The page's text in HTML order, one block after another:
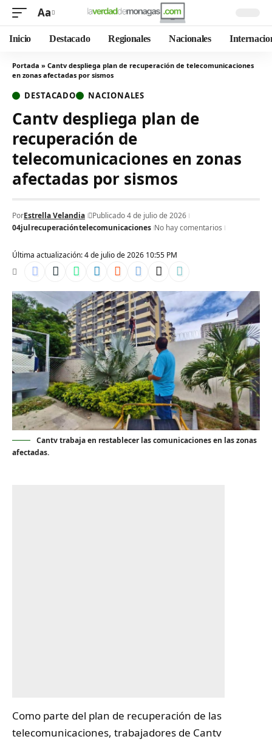
Aa
Inicio Destacado Regionales Nacionales
Portada » Cantv despliega plan de recuperación de telecomunicaciones
en zonas afectadas por sismos
DESTACADO NACIONALES
Cantv despliega plan de
recuperación de
telecomunicaciones en zonas
afectadas por sismos
Última actualización: 4 de julio de 2026 10:55 PM
PorEstrella Velandia
Publicado 4 de julio de 2026
04julrecuperacióntelecomunicaciones No hay comentarios
Cantv trabaja en restablecer las comunicaciones en las zonas
afectadas.
Como parte del plan de recuperación de las
telecomunicaciones, trabajadores de Cantv